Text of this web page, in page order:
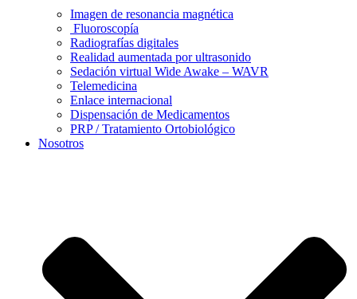
Imagen de resonancia magnética
Fluoroscopía
Radiografías digitales
Realidad aumentada por ultrasonido
Sedación virtual Wide Awake – WAVR
Telemedicina
Enlace internacional
Dispensación de Medicamentos
PRP / Tratamiento Ortobiológico
Nosotros